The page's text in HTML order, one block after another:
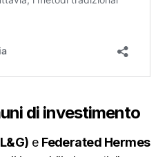
di investimento
e Federated Hermes